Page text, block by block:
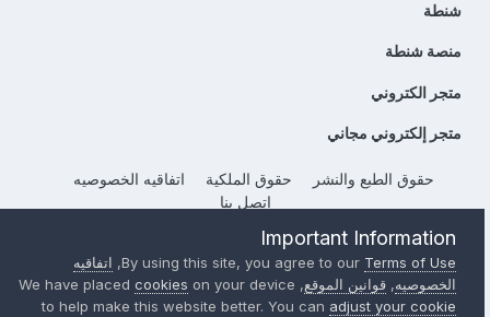
شنطة
منصة شنطة
متجر الكتروني
متجر إلكتروني مجاني
حقوق الطبع والنشر حقوق الملكية
اتفاقيه الخصوصيه
إتصل بنا
Powered by Invision CommunityImportant Information
By using this site, you agree to ourTerms of Use
, اتفاقيه
الخصوصيه, قوانين الموقع, We have placed
cookies on your device
to help make this website better. You canadjust your cookie